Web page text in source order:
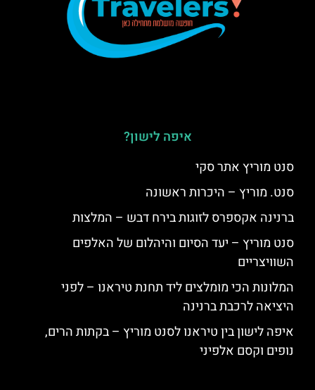
איפה לישון?
סנט מוריץ אתר סקי
סנט. מוריץ – היכרות ראשונה
ברנינה אקספרס לזוגות בירח דבש – המלצות
סנט מוריץ – יעד הסיום והיהלום של האלפים
השוויצריים
המלונות הכי מומלצים ליד תחנת טיראנו – לפני
היציאה לרכבת ברנינה
איפה לישון בין טיראנו לסנט מוריץ – בקתות הרים,
נופים וקסם אלפיני